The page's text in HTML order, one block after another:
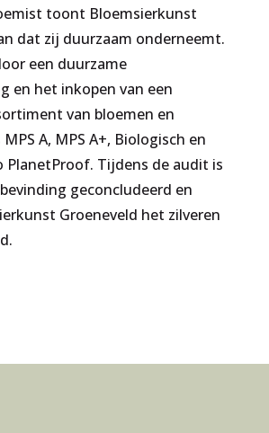
toont Bloemsierkunst
dat zij duurzaam onderneemt.
een duurzame
en het inkopen van een
van bloemen en
A, MPS A+, Biologisch en
PlanetProof. Tijdens de audit is
geconcludeerd en
Groeneveld het zilveren